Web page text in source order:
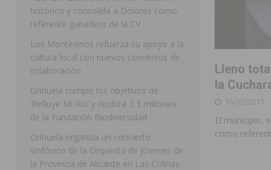
[ 07/08/2026 ] Raiguero de Bonanza alerta del
ORIHUELA
[ 07/08/2026 ] La Generalitat impulsa el
Benferri ya se prepara para dar
[ 07/08/2026 ] Bigastro se viste de gala para la
[ 09/08/2026 ] Bigastro da el pistoletazo de salida a
BIGASTRO
[ 08/08/2026 ] Controlado un incendio en la cocina
Lleno
la
16/02/2017
El municipio,
como
histórico y consolida a Dolores como
referente ganadero de la CV
Los Montesinos refuerza su apoyo a la
cultura local con nuevos convenios de
colaboración
Orihuela cumple los objetivos de
‘Refluye Mi Río’ y recibirá 3,3 millones
de la Fundación Biodiversidad
Orihuela organiza un concierto
sinfónico de la Orquesta de Jóvenes de
la Provincia de Alicante en Las Colinas